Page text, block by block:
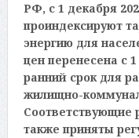
РФ, с 1 декабря
проиндексируют
энергию для
цен перенесена с
ранний срок для
жилищно-
Соответствующие
также приняты